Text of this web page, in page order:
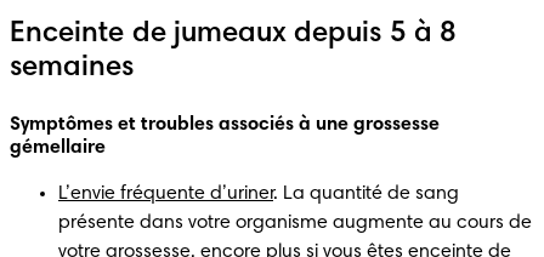
Enceinte de jumeaux depuis 5 à 8
semaines
Symptômes et troubles associés à une grossesse
gémellaire
L’envie fréquente d’uriner. La quantité de sang
présente dans votre organisme augmente au cours de
votre grossesse, encore plus si vous êtes enceinte de